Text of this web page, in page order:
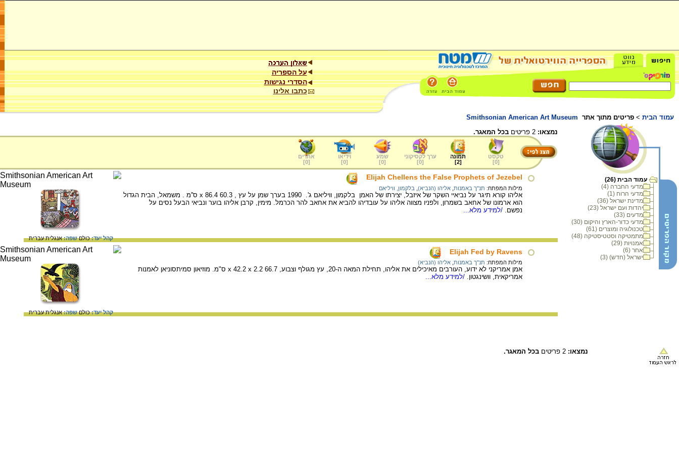
על הספריה
הסדרי נגישות
כתבו אלינו
עמוד הבית > פריטים מתוך אתר Smithsonian American Art Museum
עמוד הבית (26)
מדעי החברה (4)
מדעי הרוח (1)
מדינת ישראל (36)
יהדות ועם ישראל (23)
מדעים (33)
מדעי כדור-הארץ והיקום (30)
טכנולוגיה ומוצרים (61)
מתמטיקה וסטטיסטיקה (48)
אמנויות (29)
אחר (6)
ישראל (חדש) (3)
נמצאו: בכל המאגר.
טקסט
[
0
]
תמונה
[
2
]
ערך לקסיקוני
[
0
]
שמע
[
0
]
וידיאו
[
0
]
אתרים
[
0
]
Elijah Chellens the False Prophets of Jezebel
מילות המפתח: תנ"ך באמנות אליהו (הנביא) בלקמון, וויליאם
אליהו קורא תיגר על נביאיי השקר של איזבל, יצירתו של האמן בלקמון, וויליאם ג'. 1990 בערך שמן על עץ , 60.3 x 86.4 ס''מ . משמאל, הבית הגדול
הוא ארמונו של אחאב בשמרון, ולפניו מצווה אליהו על עובדיהו להביא את אחאב להר הכרמל. מימין, קרבן אליהו בוער ונביאי הבעל נסים על
נפשם. /למידע מלא...
קהל יעד:כולםשפה:אנגלית עברית
Elijah Fed by Ravens
מילות המפתח: תנ"ך באמנות אליהו (הנביא)
אמן אמריקני לא ידוע, העורבים מאיכילים את אליהו, תחילת המאה ה-20, עץ מגולף וצבוע, 66.7 x 42.2 x 2.2 ס"מ. מוזיאון סמיתסוניאן לאמנות
אמריקאית, וושינגטון. /למידע מלא...
קהל יעד:כולםשפה:אנגלית עברית
נמצאו: בכל המאגר.